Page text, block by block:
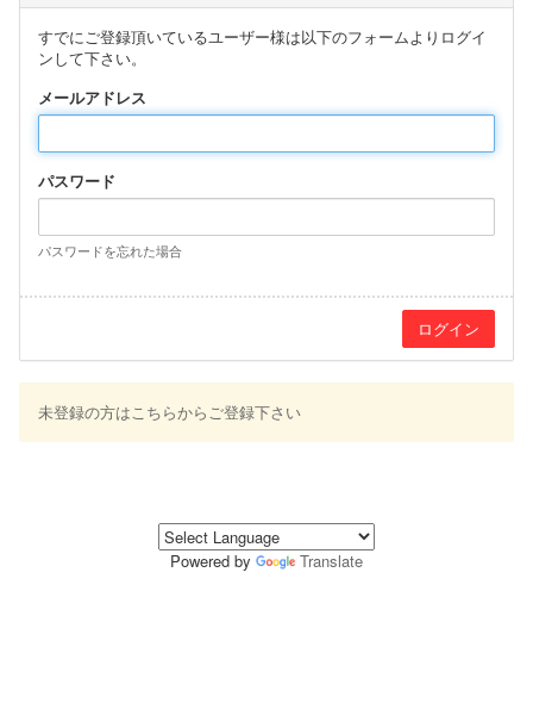
すでにご登録頂いているユーザー様は以下のフォームよりログイ
ンして下さい。
メールアドレス
パスワード
パスワードを忘れた場合
未登録の方はこちらからご登録下さい
Powered by Translate